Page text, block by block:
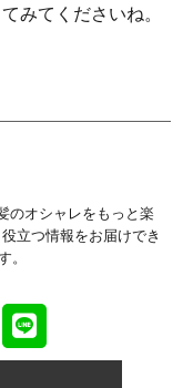
みてくださいね。
のオシャレをもっと楽
立つ情報をお届けでき
。